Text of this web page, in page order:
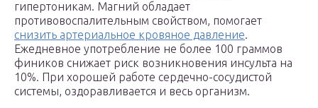
гипертоникам. Магний обладает
противовоспалительным свойством, помогает
снизить артериальное кровяное давление.
Ежедневное употребление не более 100 граммов
фиников снижает риск возникновения инсульта на
10%. При хорошей работе сердечно-сосудистой
системы, оздоравливается и весь организм.